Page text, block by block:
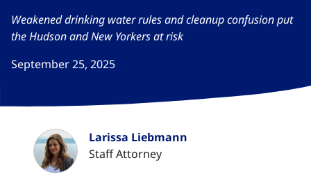
Weakened drinking water rules and cleanup confusion put
the Hudson and New Yorkers at risk​​​​‌ ‍ ​‍​‍‌‍ ‌ ​‍‌‍‍‌‌‍‌ ‌‍‍‌‌‍ ‍​‍​‍​ ‍‍​‍​‍‌ ​ ‌‍​‌‌‍ ‍‌‍‍‌‌ ‌​‌ ‍‌​‍ ‍‌‍‍‌‌‍ ​‍​‍​‍ ​​‍​‍‌‍‍​‌ ​‍‌‍‌‌‌‍‌‍​‍​‍​ ‍‍​‍​‍‌‍‍​‌ ‌​‌ ‌​‌ ​​‌ ​ ​ ‍‍​‍ ​‍ ‌‍​ ‌‍ ‌‌ ​ ​‍ ‍‌‍ ‌‌‍​‌‌‍‍‌‌‍ ‍​‍ ‍​ ​‍​ ​​​ ​‍​ ‌​‌ ​‍‌‍‌‌‌‍‌​‌‍‌‌‌ ​ ‌‍‍‌‌‍‌ ‌‍ ‍​‍ ‍‌ ​‍‌‍‍‌‌ ‌‍‌‍‌‌‌ ​‍‌‍‍ ‌‍‌‌‌‍‌‌‌ ​​‌‍‌‌‌ ​‍​‍ ‍‌‍ ‌ ​‍‌‍‌ ​‍ ‌‍‍‌‌‍ ‍‌ ‌​‌‍‌‌‌‍ ‍‌ ‌​​‍ ‌‍‌‌‌‍‌​‌‍‍‌‌ ‌​​‍ ‌‍ ‌‌‍ ‌‍‌​‌‍‌‌​ ‌‌ ​​‌ ​‍‌‍‌‌‌ ​ ‌‍‌‌‌‍ ‍‌ ‌​‌‍​‌‌ ‌​‌‍‍‌‌‍ ‌‍ ‍​ ‍ ‌‍‍‌‌‍‌​​ ‌‌‍​ ​ ​‍‌‍‌‍​ ​​​ ​‌‌‍​ ​ ‌ ​ ‌ ​‍ ‌‌‍​‍​ ‌​​ ​‌‌‍​‌​‍ ‌​ ‌​​ ‌​‌‍​‌​ ‌​​‍ ‌‌‍​‌​ ​​‌‍​‌‌‍‌‌​‍ ‌​ ‌‍​ ‌ ​ ‌‌‌‍​ ​ ‌​​ ‍​​ ‍‌​ ​‍​ ‌ ​ ​ ​ ​​​ ‌​​ ‍ ‌ ‌​‌ ‍‌‌ ​​‌‍‌‌​ ‌‌‍​‌‌ ​‍‌ ‌​‌‍‍‌‌‍​ ‌‍ ​‌‍‌‌​ ‍ ‌ ​​‌‍​‌‌ ‌​‌‍‍​​ ‌‌ ​ ‌ ‌‌‌‍​‍‌ ‌​‌‍‍‌‌ ‌​‌‍ ​‌‍‌‌​ ‌‍​‍‌‍​‌‌ ​ ‌‍‌‌‌‌‌‌‌ ​‍‌‍ ​​ ‌‌‍‍​‌ ‌​‌ ‌​‌ ​​‌ ​ ​‍‌‌​ ​ ‌​​‌​‍‌‌​ ​‍‌​‌‍​‍‌‌​ ​‍‌​‌‍‌‍​ ‌‍ ‌‌ ​ ​‍ ‍‌‍ ‌‌‍​‌‌‍‍‌‌‍ ‍​‍ ‍​ ​‍​ ​​​ ​‍​ ‌​‌ ​‍‌‍‌‌‌‍‌​‌‍‌‌‌ ​ ‌‍‍‌‌‍‌ ‌‍ ‍​‍ ‍‌ ​‍‌‍‍‌‌ ‌‍‌‍‌‌‌ ​‍‌‍‍ ‌‍‌‌‌‍‌‌‌ ​​‌‍‌‌‌ ​‍​‍ ‍‌‍ ‌ ​‍‌‍‌ ​‍‌‍‌‍‍‌‌‍‌​​ ‌‌‍​ ​ ​‍‌‍‌‍​ ​​​ ​‌‌‍​ ​ ‌ ​ ‌ ​‍ ‌‌‍​‍​ ‌​​ ​‌‌‍​‌​‍ ‌​ ‌​​ ‌​‌‍​‌​ ‌​​‍ ‌‌‍​‌​ ​​‌‍​‌‌‍‌‌​‍ ‌​ ‌‍​ ‌ ​ ‌‌‌‍​ ​ ‌​​ ‍​​ ‍‌​ ​‍​ ‌ ​ ​ ​ ​​​ ‌​​‍‌‍‌ ‌​‌ ‍‌‌ ​​‌‍‌‌​ ‌‌‍​‌‌ ​‍‌ ‌​‌‍‍‌‌‍​ ‌‍ ​‌‍‌‌​‍‌‍‌ ​​‌‍​‌‌ ‌​‌‍‍​​ ‌‌ ​ ‌ ‌‌‌‍​‍‌ ‌​‌‍‍‌‌ ‌​‌‍ ​‌‍‌‌​‍‌‍‌ ​​‌‍‌‌‌ ​‍‌ ​ ‌ ​​‌‍‌‌‌‍​ ‌ ‌​‌‍‍‌‌ ‌‍‌‍‌‌​ ‌‌ ​​‌ ‌‌‌‍​‍‌‍ ​‌‍‍‌‌ ​ ‌‍‍​‌‍‌‌‌‍‌​​‍​‍‌ ‌
September 25, 2025
LL
Larissa Liebmann​​​​‌ ‍ ​‍​‍‌‍ ‌ ​‍‌‍‍‌‌‍‌ ‌‍‍‌‌‍ ‍​‍​‍​ ‍‍​‍​‍‌ ​ ‌‍​‌‌‍ ‍‌‍‍‌‌ ‌​‌ ‍‌​‍ ‍‌‍‍‌‌‍ ​‍​‍​‍ ​​‍​‍‌‍‍​‌ ​‍‌‍‌‌‌‍‌‍​‍​‍​ ‍‍​‍​‍‌‍‍​‌ ‌​‌ ‌​‌ ​​‌ ​ ​ ‍‍​‍ ​‍ ‌‍​ ‌‍ ‌‌ ​ ​‍ ‍‌‍ ‌‌‍​‌‌‍‍‌‌‍ ‍​‍ ‍​ ​‍​ ​​​ ​‍​ ‌​‌ ​‍‌‍‌‌‌‍‌​‌‍‌‌‌ ​ ‌‍‍‌‌‍‌ ‌‍ ‍​‍ ‍‌ ​‍‌‍‍‌‌ ‌‍‌‍‌‌‌ ​‍‌‍‍ ‌‍‌‌‌‍‌‌‌ ​​‌‍‌‌‌ ​‍​‍ ‍‌‍ ‌ ​‍‌‍‌ ​‍ ‌‍‍‌‌‍ ‍‌ ‌​‌‍‌‌‌‍ ‍‌ ‌​​‍ ‌‍‌‌‌‍‌​‌‍‍‌‌ ‌​​‍ ‌‍ ‌‌‍ ‌‍‌​‌‍‌‌​ ‌‌ ​​‌ ​‍‌‍‌‌‌ ​ ‌‍‌‌‌‍ ‍‌ ‌​‌‍​‌‌ ‌​‌‍‍‌‌‍ ‌‍ ‍​ ‍ ‌‍‍‌‌‍‌​​ ‌​ ‍​​ ​‍​ ‍‌​ ‍‌‌‍​‍​ ‍​​ ‌‍​ ​‌​‍ ‌‌‍​‍​ ‌​‌‍​‌​ ‌ ​‍ ‌​ ‌​​ ​‍​ ‌ ‌‍‌​​‍ ‌​ ‍​​ ​‍​ ‍​​ ​​​‍ ‌‌‍​‌‌‍​ ​ ‌‍‌‍‌​​ ‍​‌‍‌‍​ ‌​​ ‌‍​ ‌ ​ ‌​​ ​ ​ ​‌​ ‍ ‌ ‌​‌ ‍‌‌ ​​‌‍‌‌​ ‌‌ ​​‌‍‌‌‌ ​‍‌ ​ ‌‍ ‌‍ ‍​ ‍ ‌ ​​‌‍​‌‌ ‌​‌‍‍​​ ‌‌‍‌‍‌ ‌‌‌‍ ​‌‍ ​‌‍ ‍‌‍​‌‌‍ ‌‌‍‌‌​ ‌‍​‍‌‍​‌‌ ​ ‌‍‌‌‌‌‌‌‌ ​‍‌‍ ​​ ‌‌‍‍​‌ ‌​‌ ‌​‌ ​​‌ ​ ​‍‌‌​ ​ ‌​​‌​‍‌‌​ ​‍‌​‌‍​‍‌‌​ ​‍‌​‌‍‌‍​ ‌‍ ‌‌ ​ ​‍ ‍‌‍ ‌‌‍​‌‌‍‍‌‌‍ ‍​‍ ‍​ ​‍​ ​​​ ​‍​ ‌​‌ ​‍‌‍‌‌‌‍‌​‌‍‌‌‌ ​ ‌‍‍‌‌‍‌ ‌‍ ‍​‍ ‍‌ ​‍‌‍‍‌‌ ‌‍‌‍‌‌‌ ​‍‌‍‍ ‌‍‌‌‌‍‌‌‌ ​​‌‍‌‌‌ ​‍​‍ ‍‌‍ ‌ ​‍‌‍‌ ​‍‌‍‌‍‍‌‌‍‌​​ ‌​ ‍​​ ​‍​ ‍‌​ ‍‌‌‍​‍​ ‍​​ ‌‍​ ​‌​‍ ‌‌‍​‍​ ‌​‌‍​‌​ ‌ ​‍ ‌​ ‌​​ ​‍​ ‌ ‌‍‌​​‍ ‌​ ‍​​ ​‍​ ‍​​ ​​​‍ ‌‌‍​‌‌‍​ ​ ‌‍‌‍‌​​ ‍​‌‍‌‍​ ‌​​ ‌‍​ ‌ ​ ‌​​ ​ ​ ​‌​‍‌‍‌ ‌​‌ ‍‌‌ ​​‌‍‌‌​ ‌‌ ​​‌‍‌‌‌ ​‍‌ ​ ‌‍ ‌‍ ‍​‍‌‍‌ ​​‌‍​‌‌ ‌​‌‍‍​​ ‌‌‍‌‍‌ ‌‌‌‍ ​‌‍ ​‌‍ ‍‌‍​‌‌‍ ‌‌‍‌‌​‍‌‍‌ ​​‌‍‌‌‌ ​‍‌ ​ ‌ ​​‌‍‌‌‌‍​ ‌ ‌​‌‍‍‌‌ ‌‍‌‍‌‌​ ‌‌ ​​‌ ‌‌‌‍​‍‌‍ ​‌‍‍‌‌ ​ ‌‍‍​‌‍‌‌‌‍‌​​‍​‍‌ ‌
Staff Attorney​​​​‌ ‍ ​‍​‍‌‍ ‌ ​‍‌‍‍‌‌‍‌ ‌‍‍‌‌‍ ‍​‍​‍​ ‍‍​‍​‍‌ ​ ‌‍​‌‌‍ ‍‌‍‍‌‌ ‌​‌ ‍‌​‍ ‍‌‍‍‌‌‍ ​‍​‍​‍ ​​‍​‍‌‍‍​‌ ​‍‌‍‌‌‌‍‌‍​‍​‍​ ‍‍​‍​‍‌‍‍​‌ ‌​‌ ‌​‌ ​​‌ ​ ​ ‍‍​‍ ​‍ ‌‍​ ‌‍ ‌‌ ​ ​‍ ‍‌‍ ‌‌‍​‌‌‍‍‌‌‍ ‍​‍ ‍​ ​‍​ ​​​ ​‍​ ‌​‌ ​‍‌‍‌‌‌‍‌​‌‍‌‌‌ ​ ‌‍‍‌‌‍‌ ‌‍ ‍​‍ ‍‌ ​‍‌‍‍‌‌ ‌‍‌‍‌‌‌ ​‍‌‍‍ ‌‍‌‌‌‍‌‌‌ ​​‌‍‌‌‌ ​‍​‍ ‍‌‍ ‌ ​‍‌‍‌ ​‍ ‌‍‍‌‌‍ ‍‌ ‌​‌‍‌‌‌‍ ‍‌ ‌​​‍ ‌‍‌‌‌‍‌​‌‍‍‌‌ ‌​​‍ ‌‍ ‌‌‍ ‌‍‌​‌‍‌‌​ ‌‌ ​​‌ ​‍‌‍‌‌‌ ​ ‌‍‌‌‌‍ ‍‌ ‌​‌‍​‌‌ ‌​‌‍‍‌‌‍ ‌‍ ‍​ ‍ ‌‍‍‌‌‍‌​​ ‌​ ‍​​ ​‍​ ‍‌​ ‍‌‌‍​‍​ ‍​​ ‌‍​ ​‌​‍ ‌‌‍​‍​ ‌​‌‍​‌​ ‌ ​‍ ‌​ ‌​​ ​‍​ ‌ ‌‍‌​​‍ ‌​ ‍​​ ​‍​ ‍​​ ​​​‍ ‌‌‍​‌‌‍​ ​ ‌‍‌‍‌​​ ‍​‌‍‌‍​ ‌​​ ‌‍​ ‌ ​ ‌​​ ​ ​ ​‌​ ‍ ‌ ‌​‌ ‍‌‌ ​​‌‍‌‌​ ‌‌ ​​‌‍‌‌‌ ​‍‌ ​ ‌‍ ‌‍ ‍​ ‍ ‌ ​​‌‍​‌‌ ‌​‌‍‍​​ ‌‌ ‌​‌‍‍‌‌ ‌​‌‍ ​‌‍‌‌​ ‌‍​‍‌‍​‌‌ ​ ‌‍‌‌‌‌‌‌‌ ​‍‌‍ ​​ ‌‌‍‍​‌ ‌​‌ ‌​‌ ​​‌ ​ ​‍‌‌​ ​ ‌​​‌​‍‌‌​ ​‍‌​‌‍​‍‌‌​ ​‍‌​‌‍‌‍​ ‌‍ ‌‌ ​ ​‍ ‍‌‍ ‌‌‍​‌‌‍‍‌‌‍ ‍​‍ ‍​ ​‍​ ​​​ ​‍​ ‌​‌ ​‍‌‍‌‌‌‍‌​‌‍‌‌‌ ​ ‌‍‍‌‌‍‌ ‌‍ ‍​‍ ‍‌ ​‍‌‍‍‌‌ ‌‍‌‍‌‌‌ ​‍‌‍‍ ‌‍‌‌‌‍‌‌‌ ​​‌‍‌‌‌ ​‍​‍ ‍‌‍ ‌ ​‍‌‍‌ ​‍‌‍‌‍‍‌‌‍‌​​ ‌​ ‍​​ ​‍​ ‍‌​ ‍‌‌‍​‍​ ‍​​ ‌‍​ ​‌​‍ ‌‌‍​‍​ ‌​‌‍​‌​ ‌ ​‍ ‌​ ‌​​ ​‍​ ‌ ‌‍‌​​‍ ‌​ ‍​​ ​‍​ ‍​​ ​​​‍ ‌‌‍​‌‌‍​ ​ ‌‍‌‍‌​​ ‍​‌‍‌‍​ ‌​​ ‌‍​ ‌ ​ ‌​​ ​ ​ ​‌​‍‌‍‌ ‌​‌ ‍‌‌ ​​‌‍‌‌​ ‌‌ ​​‌‍‌‌‌ ​‍‌ ​ ‌‍ ‌‍ ‍​‍‌‍‌ ​​‌‍​‌‌ ‌​‌‍‍​​ ‌‌ ‌​‌‍‍‌‌ ‌​‌‍ ​‌‍‌‌​‍‌‍‌ ​​‌‍‌‌‌ ​‍‌ ​ ‌ ​​‌‍‌‌‌‍​ ‌ ‌​‌‍‍‌‌ ‌‍‌‍‌‌​ ‌‌ ​​‌ ‌‌‌‍​‍‌‍ ​‌‍‍‌‌ ​ ‌‍‍​‌‍‌‌‌‍‌​​‍​‍‌ ‌